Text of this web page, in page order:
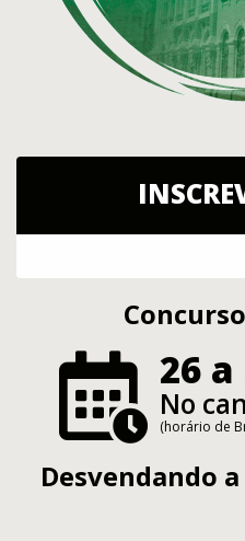
26
No
(horário de
Desvendando